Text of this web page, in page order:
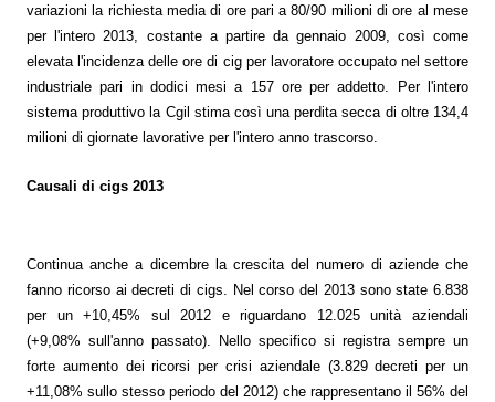
variazioni la richiesta media di ore pari a 80/90 milioni di ore al mese
per l'intero 2013, costante a partire da gennaio 2009, così come
elevata l'incidenza delle ore di cig per lavoratore occupato nel settore
industriale pari in dodici mesi a 157 ore per addetto. Per l'intero
sistema produttivo la Cgil stima così una perdita secca di oltre 134,4
milioni di giornate lavorative per l'intero anno trascorso.
Causali di cigs 2013
Continua anche a dicembre la crescita del numero di aziende che
fanno ricorso ai decreti di cigs. Nel corso del 2013 sono state 6.838
per un +10,45% sul 2012 e riguardano 12.025 unità aziendali
(+9,08% sull'anno passato). Nello specifico si registra sempre un
forte aumento dei ricorsi per crisi aziendale (3.829 decreti per un
+11,08% sullo stesso periodo del 2012) che rappresentano il 56% del